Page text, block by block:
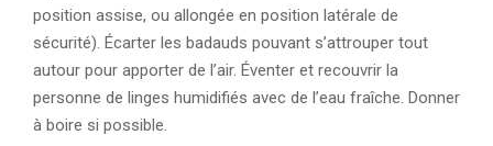
position assise, ou allongée en position latérale de
sécurité). Écarter les badauds pouvant s’attrouper tout
autour pour apporter de l’air. Éventer et recouvrir la
personne de linges humidifiés avec de l’eau fraîche. Donner
à boire si possible.